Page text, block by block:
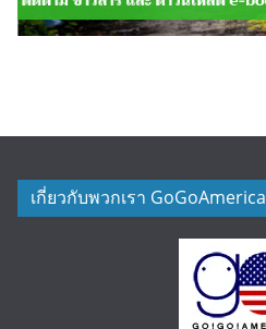
เกี่ยวกับพวกเรา GoGoAmerica